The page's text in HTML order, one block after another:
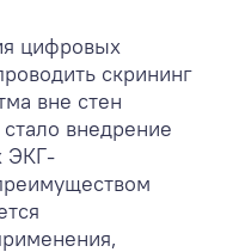
цифровых
скрининг
вне стен
внедрение
ЭКГ-